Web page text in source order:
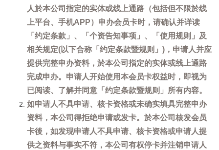
人於本公司指定的实体或线上通路（包括但不限於线
上平台、手机APP）申办会员卡时，请确认并详读
「约定条款」、「个资告知事项」、「使用规则」及
相关规定(以下合称「约定条款暨规则」)，申请人并应
提供完整申办资料，於本公司指定的实体或线上通路
完成申办。申请人开始使用本会员卡权益时，即视为
已阅读、了解并同意「约定条款暨规则」所有内容。
如申请人不具申请、核卡资格或未确实填具完整申办
资料，本公司得拒绝申请或发卡。於本公司核发会员
卡後，如发现申请人不具申请、核卡资格或申请人提
供之资料与事实不符，本公司有权停卡并注销申请人